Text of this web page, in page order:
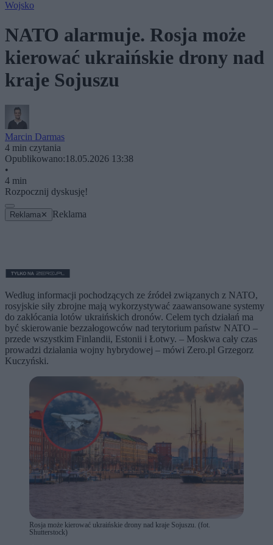
Wojsko
NATO alarmuje. Rosja może
kierować ukraińskie drony nad
kraje Sojuszu
Marcin Darmas
4 min czytania
Opublikowano:18.05.2026 13:38
•
4 min
Rozpocznij dyskusję!
Reklama ✕ Reklama
Według informacji pochodzących ze źródeł związanych z NATO,
rosyjskie siły zbrojne mają wykorzystywać zaawansowane systemy
do zakłócania lotów ukraińskich dronów. Celem tych działań ma
być skierowanie bezzałogowców nad terytorium państw NATO –
przede wszystkim Finlandii, Estonii i Łotwy. – Moskwa cały czas
prowadzi działania wojny hybrydowej – mówi Zero.pl Grzegorz
Kuczyński.
Rosja może kierować ukraińskie drony nad kraje Sojuszu. (fot.
Shutterstock)